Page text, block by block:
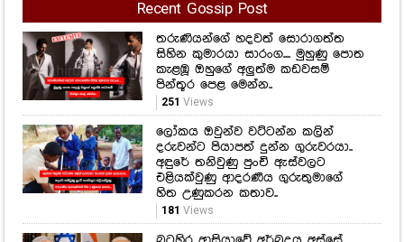
Recent Gossip Post
තරුණියන්ගේ හදවත් සොරාගත්ත
සිහින කුමාරයා සාරංග.... මුහුණු පොත
කැළඹූ ඔහුගේ අලුත්ම කඩවසම්
පින්තූර පෙළ මෙන්න..
251 Views
ලෝකය ඔවුන්ව වට්ටන්න කලින්
දරුවන්ට පියාපත් දුන්න ගුරුවරයා..
අඳුරේ තනිවුණු පුංචි ඇස්වලට
එළියක්වුණු ආදරණීය ගුරුතුමාගේ
හිත උණුකරන කතාව..
181 Views